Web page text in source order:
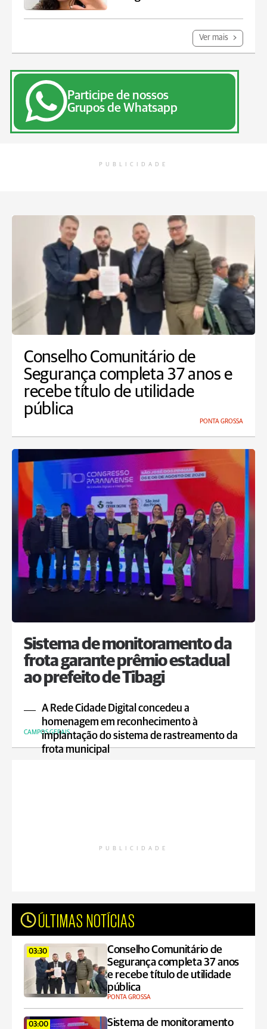
Ver mais
Participe de nossos
Grupos de Whatsapp
PUBLICIDADE
Conselho Comunitário de
Segurança completa 37 anos e
recebe título de utilidade
pública
PONTA GROSSA
Sistema de monitoramento da
frota garante prêmio estadual
ao prefeito de Tibagi
A Rede Cidade Digital concedeu a
homenagem em reconhecimento à
implantação do sistema de rastreamento da
frota municipal
CAMPOS GERAIS
PUBLICIDADE
ÚLTIMAS NOTÍCIAS
03:30
Conselho Comunitário de
Segurança completa 37 anos
e recebe título de utilidade
pública
PONTA GROSSA
03:00
Sistema de monitoramento